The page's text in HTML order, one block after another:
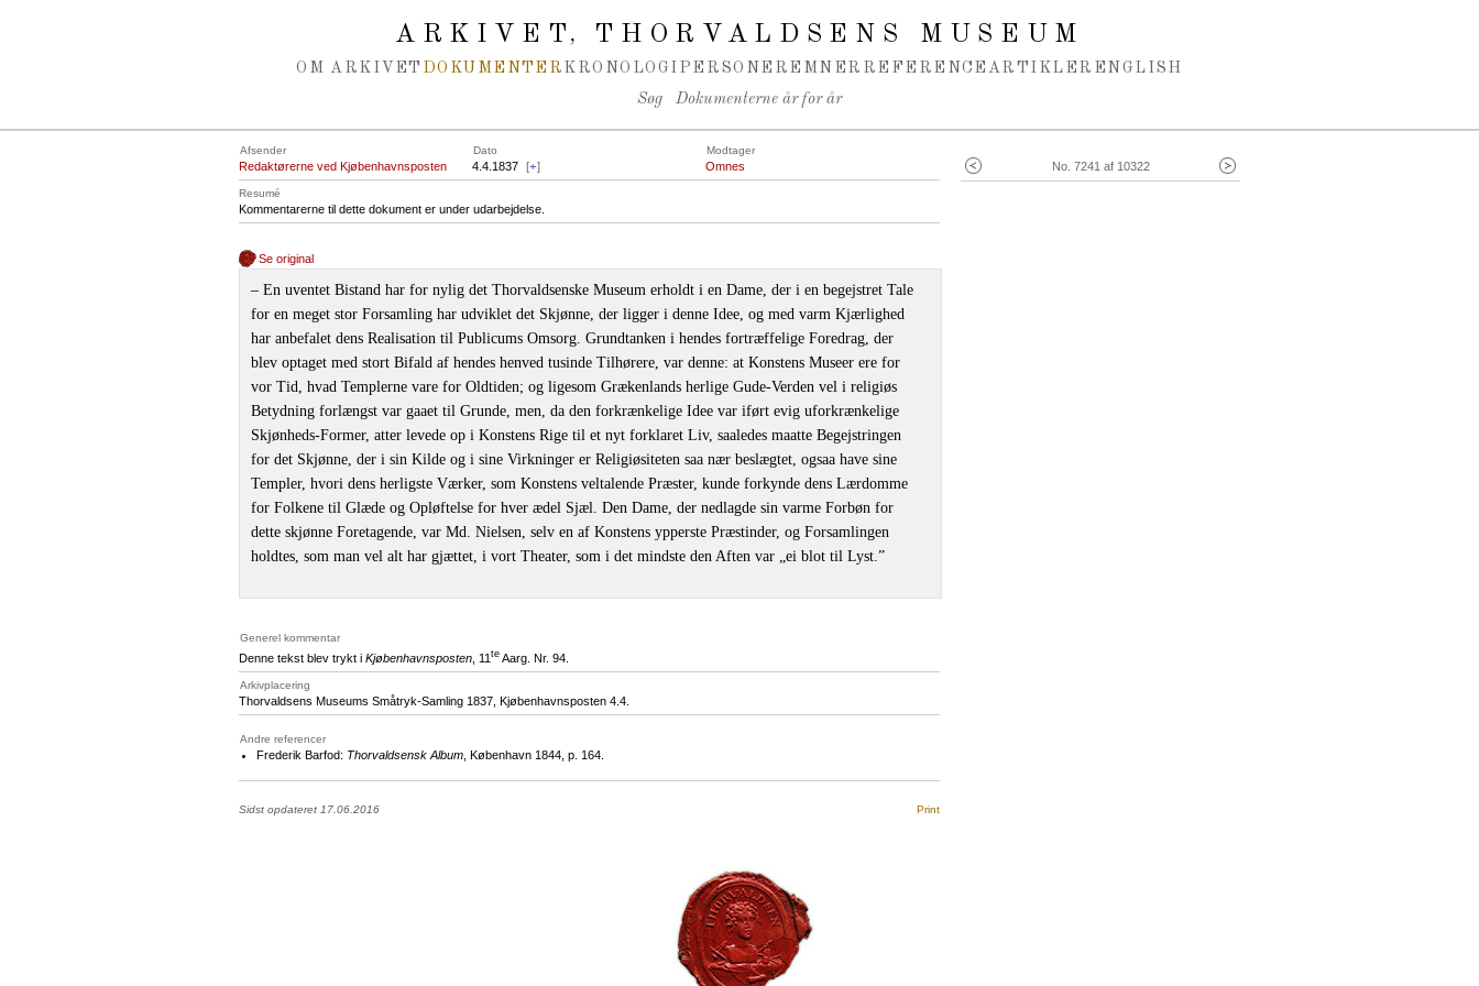
ARKIVET, THORVALDSENS MUSEUM
OM ARKIVET DOKUMENTER KRONOLOGI PERSONER EMNER REFERENCEARTIKLER ENGLISH
Søg Dokumenterne år for år
No. 7241 af 10322
Afsender Dato Modtager
Redaktørerne ved Kjøbenhavnsposten 4.4.1837 [+] Omnes
Resumé
Kommentarerne til dette dokument er under udarbejdelse.
Se original
‒ En uventet Bistand har for nylig det Thorvaldsenske Museum erholdt i en Dame, der i en begejstret Tale
for en meget stor Forsamling har udviklet det Skjønne, der ligger i denne Idee, og med varm Kjærlighed
har anbefalet dens Realisation til Publicums Omsorg. Grundtanken i hendes fortræffelige Foredrag, der
blev optaget med stort Bifald af hendes henved tusinde Tilhørere, var denne: at Konstens Museer ere for
vor Tid, hvad Templerne vare for Oldtiden; og ligesom Grækenlands herlige Gude-Verden vel i religiøs
Betydning forlængst var gaaet til Grunde, men, da den forkrænkelige Idee var iført evig uforkrænkelige
Skjønheds-Former, atter levede op i Konstens Rige til et nyt forklaret Liv, saaledes maatte Begejstringen
for det Skjønne, der i sin Kilde og i sine Virkninger er Religiøsiteten saa nær beslægtet, ogsaa have sine
Templer, hvori dens herligste Værker, som Konstens veltalende Præster, kunde forkynde dens Lærdomme
for Folkene til Glæde og Opløftelse for hver ædel Sjæl. Den Dame, der nedlagde sin varme Forbøn for
dette skjønne Foretagende, var Md. Nielsen, selv en af Konstens ypperste Præstinder, og Forsamlingen
holdtes, som man vel alt har gjættet, i vort Theater, som i det mindste den Aften var „ei blot til Lyst.”
Generel kommentar
Denne tekst blev trykt i Kjøbenhavnsposten , 11 te Aarg. Nr. 94.
Arkivplacering
Thorvaldsens Museums Småtryk-Samling 1837, Kjøbenhavnsposten 4.4.
Andre referencer
Frederik Barfod: Thorvaldsensk Album , København 1844, p. 164.
Sidst opdateret 17.06.2016 Print